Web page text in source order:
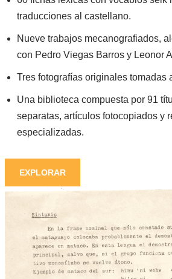
traducciones al castellano.
Nueve trabajos mecanografiados,
con Pedro Viegas Barros y Leonor
Tres fotografías originales tomadas
Una biblioteca compuesta por 91
separatas, artículos fotocopiados y
especializadas.
EXPLORAR